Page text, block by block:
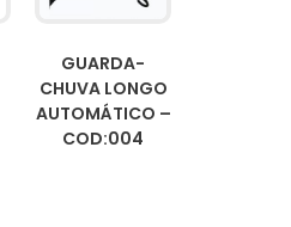
GUARDA-
CHUVA LONGO
AUTOMÁTICO –
COD:004